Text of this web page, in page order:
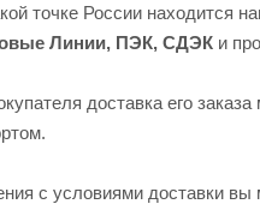
точке России находится
Линии, ПЭК, СДЭК и
доставка его
с условиями доставки